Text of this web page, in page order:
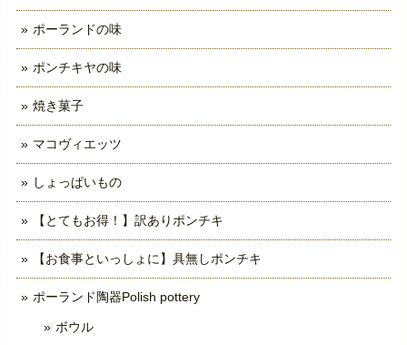
ポーランドの味
ポンチキヤの味
焼き菓子
マコヴィエッツ
しょっぱいもの
【とてもお得！】訳ありポンチキ
【お食事といっしょに】具無しポンチキ
ポーランド陶器Polish pottery
ボウル